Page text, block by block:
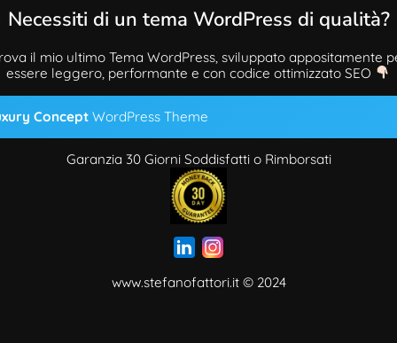
Necessiti di un tema WordPress di qualità?
il mio ultimo Tema WordPress, sviluppato appositamente
essere leggero, performante e con codice ottimizzato SEO
Concept WordPress Theme
Garanzia 30 Giorni Soddisfatti o Rimborsati
www.stefanofattori.it© 2024